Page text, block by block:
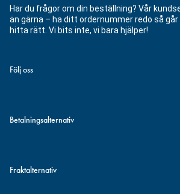
Har du frågor om din beställning? Vår
än gärna – ha ditt ordernummer redo så
hitta rätt. Vi bits inte, vi bara hjälper!
Följ oss
Betalningsalternativ
Fraktalternativ